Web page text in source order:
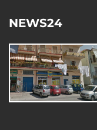
NEWS24